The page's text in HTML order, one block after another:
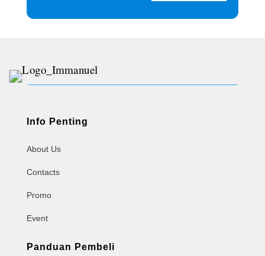
Info Penting
About Us
Contacts
Promo
Event
Panduan Pembeli